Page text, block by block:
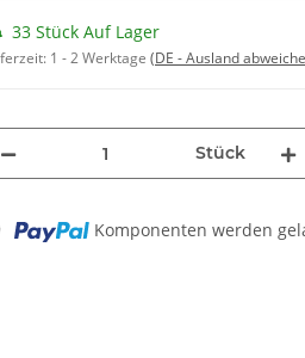
33 Stück Auf Lager
1 - 2 Werktage (DE - Ausland
Stück
Komponenten werden